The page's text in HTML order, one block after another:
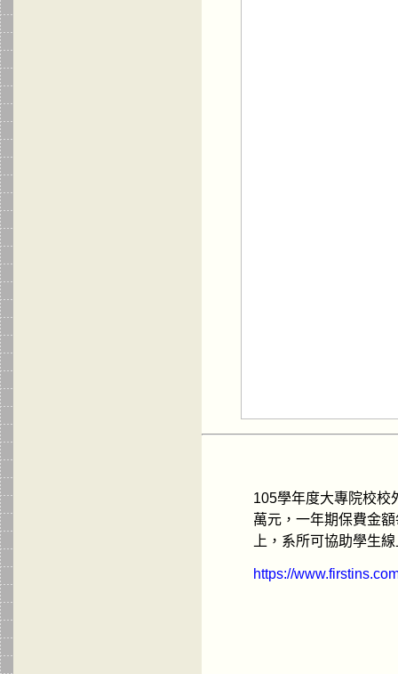
105學年度大專院校校
萬元，一年期保費金
上，系所可協助學生
https://